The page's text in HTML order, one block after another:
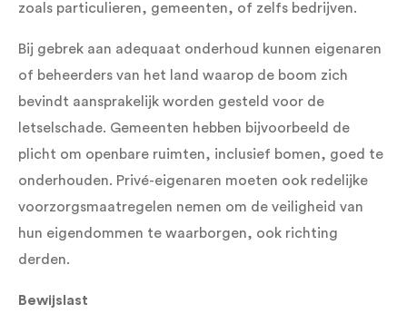
zoals particulieren, gemeenten, of zelfs bedrijven.
Bij gebrek aan adequaat onderhoud kunnen eigenaren
of beheerders van het land waarop de boom zich
bevindt aansprakelijk worden gesteld voor de
letselschade. Gemeenten hebben bijvoorbeeld de
plicht om openbare ruimten, inclusief bomen, goed te
onderhouden. Privé-eigenaren moeten ook redelijke
voorzorgsmaatregelen nemen om de veiligheid van
hun eigendommen te waarborgen, ook richting
derden.
Bewijslast